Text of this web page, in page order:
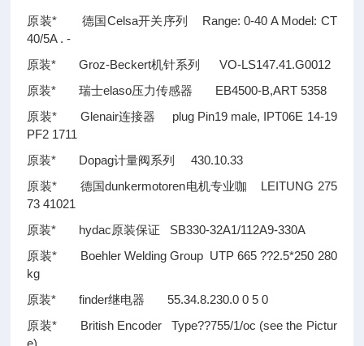
原装* 德国Celsa开关序列 Range: 0-40 A Model: CT
40/5A . -
原装* Groz-Beckert机针系列 VO-LS147.41.G0012
原装* 瑞士elaso压力传感器 EB4500-B,ART 5358
原装* Glenair连接器 plug Pin19 male, IPT06E 14-19
PF2 1711
原装* Dopag计量阀系列 430.10.33
原装* 德国dunkermotoren电机专业咖 LEITUNG 275
73 41021
原装* hydac原装保证 SB330-32A1/112A9-330A
原装* Boehler Welding Group UTP 665??2.5*250 280
kg
原装* finder继电器 55.34.8.230.0 0 5 0
原装* British Encoder Type??755/1/oc (see the Pictur
e)